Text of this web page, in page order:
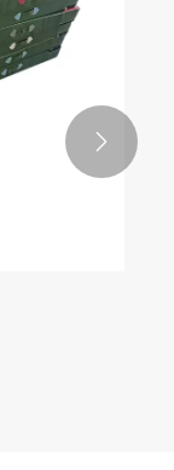
